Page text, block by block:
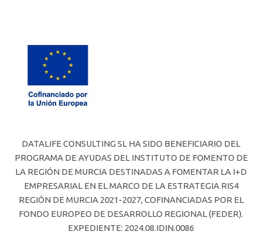
DATALIFE CONSULTING SL HA SIDO BENEFICIARIO DEL
PROGRAMA DE AYUDAS DEL INSTITUTO DE FOMENTO DE
LA REGIÓN DE MURCIA DESTINADAS A FOMENTAR LA I+D
EMPRESARIAL EN EL MARCO DE LA ESTRATEGIA RIS4
REGIÓN DE MURCIA 2021-2027, COFINANCIADAS POR EL
FONDO EUROPEO DE DESARROLLO REGIONAL (FEDER).
EXPEDIENTE: 2024.08.IDIN.0086